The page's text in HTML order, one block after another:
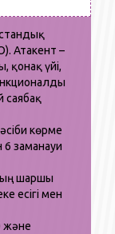
Атакент –
қонақ үйі,
саябақ
көрме
заманауи
шаршы
есігі мен